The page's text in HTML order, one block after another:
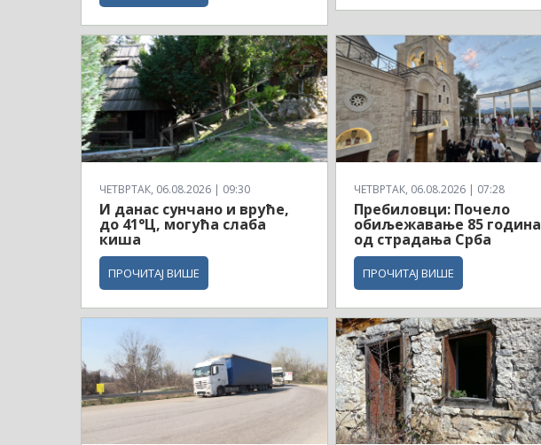
ЧЕТВРТАК, 06.08.2026 | 09:30
И данас сунчано и вруће,
до 41°Ц, могућа слаба
киша
ПРОЧИТАЈ ВИШЕ
ЧЕТВРТАК, 06.08.2026 | 07:28
Пребиловци: Почело
обиљежавање 85 година
од страдања Срба
ПРОЧИТАЈ ВИШЕ